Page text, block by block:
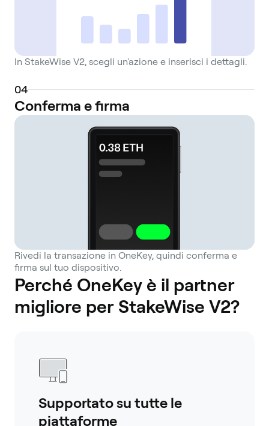
In StakeWise V2, scegli un'azione e inserisci i dettagli.
04
Conferma e firma
Rivedi la transazione in OneKey, quindi conferma e
firma sul tuo dispositivo.
Perché OneKey è il partner
migliore per StakeWise V2?
Supportato su tutte le
piattaforme